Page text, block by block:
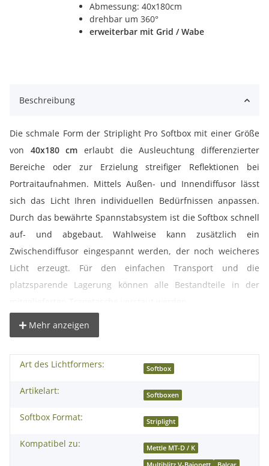
Abmessung: 40x180cm
drehbar um 360°
erweiterbar mit Grid / Wabe
Beschreibung
Die schmale Form der Striplight Pro Softbox mit einer Größe
von 40x180 cm erlaubt die Ausleuchtung differenzierter
Bereiche oder zur Erzielung streifiger Reflektionen bei
Portraitaufnahmen. Mittels Außen- und Innendiffusor lässt
sich das Licht Ihren individuellen Bedürfnissen anpassen.
Durch das bewährte Spannstabsystem ist die Softbox schnell
auf- und abgebaut. Wahlweise kann zusätzlich ein
Zwischendiffusor eingespannt werden, der noch weicheres
Licht erzeugt. Für den einfachen Transport und die
platzsparende Lagerung können alle Bestandteile in der
° Die Softbox ist der ideale Lichtformer für gleichmäßig-
° Ob Porträt- oder Sachfotografie, immer wenn es auf
möglichst reflexfreie Ausleuchtung ankommt ist die Softbox
der richtige Lichtformer. Sehr weiches, gleichmäßig diffuses
Licht.
Mehr anzeigen
Art des Lichtformers: Softbox
Artikelart: Softboxen
Softbox Format: Striplight
Kompatibel zu:
Mettle MT-D / K